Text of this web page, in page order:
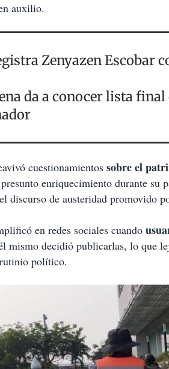
auxilio.
Zenyazen Escobar
da a conocer lista final
cuestionamientos sobre el
enriquecimiento durante su
discurso de austeridad promovido
en redes sociales cuando
mismo decidió publicarlas, lo que
político.